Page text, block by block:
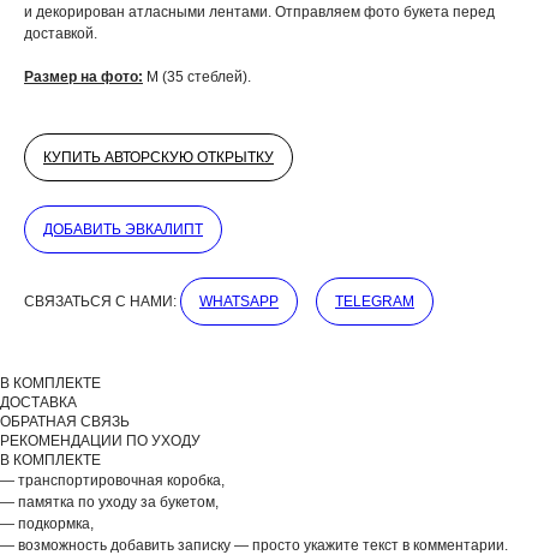
и декорирован атласными лентами. Отправляем фото букета перед
доставкой.
Размер на фото: M (35 стеблей).
КУПИТЬ АВТОРСКУЮ ОТКРЫТКУ
ДОБАВИТЬ ЭВКАЛИПТ
СВЯЗАТЬСЯ С НАМИ: WHATSAPP TELEGRAM
В КОМПЛЕКТЕ
ДОСТАВКА
ОБРАТНАЯ СВЯЗЬ
РЕКОМЕНДАЦИИ ПО УХОДУ
В КОМПЛЕКТЕ
— транспортировочная коробка,
— памятка по уходу за букетом,
— подкормка,
— возможность добавить записку — просто укажите текст в комментарии.
ДОБАВЬТЕ ПОДАРОК